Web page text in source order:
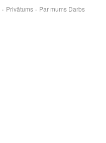
Privātums Par mums Darbs